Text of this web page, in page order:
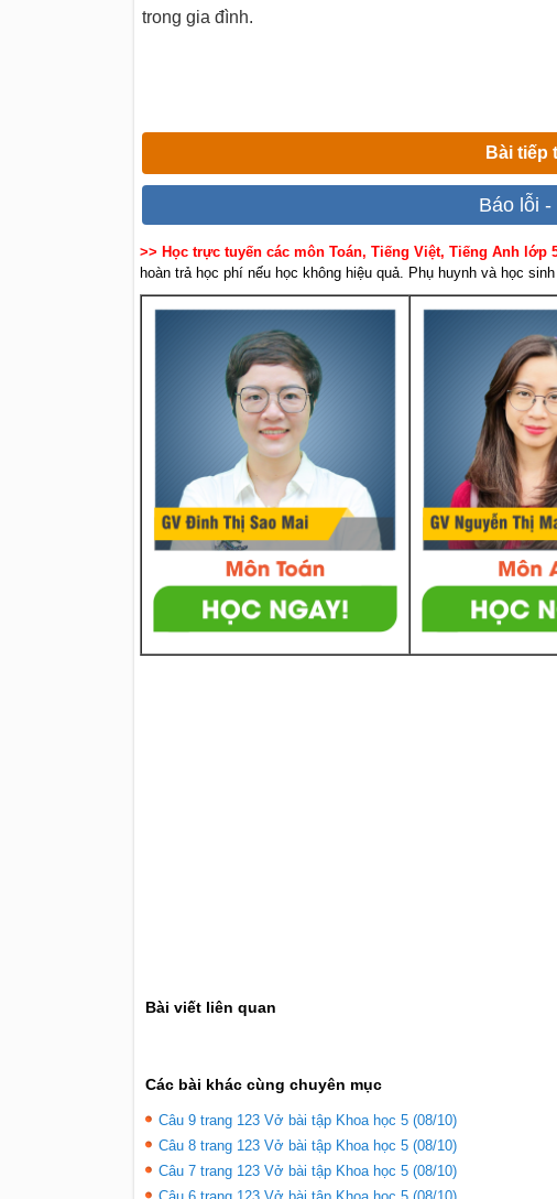
trong gia đình.
Bài tiếp
Báo lỗi -
>> Học trực tuyến các môn Toán, Tiếng Việt, Tiếng Anh lớp
hoàn trả học phí nếu học không hiệu quả. Phụ huynh và học
Bài viết liên quan
Các bài khác cùng chuyên mục
Câu 9 trang 123 Vở bài tập Khoa học 5 (08/10)
Câu 8 trang 123 Vở bài tập Khoa học 5 (08/10)
Câu 7 trang 123 Vở bài tập Khoa học 5 (08/10)